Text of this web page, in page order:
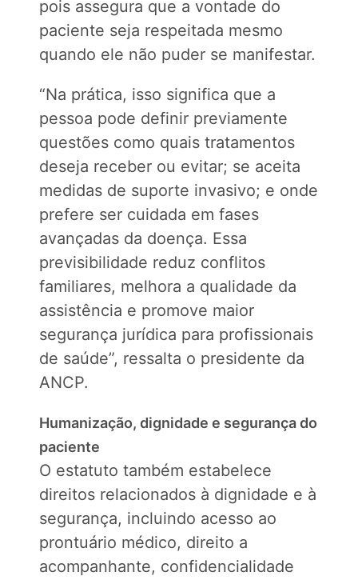
pois assegura que a vontade do
paciente seja respeitada mesmo
quando ele não puder se manifestar.
“Na prática, isso significa que a
pessoa pode definir previamente
questões como quais tratamentos
deseja receber ou evitar; se aceita
medidas de suporte invasivo; e onde
prefere ser cuidada em fases
avançadas da doença. Essa
previsibilidade reduz conflitos
familiares, melhora a qualidade da
assistência e promove maior
segurança jurídica para profissionais
de saúde”, ressalta o presidente da
ANCP.
Humanização, dignidade e segurança do
paciente
O estatuto também estabelece
direitos relacionados à dignidade e à
segurança, incluindo acesso ao
prontuário médico, direito a
acompanhante, confidencialidade